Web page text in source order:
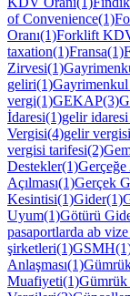
of Convenience(1)
Oranı(1)Forklift
taxation(1)Fransa(1)
Zirvesi(1)
geliri(1)Gayrimenkul
vergi(1)GEKAP(3)
İdaresi(1)gelir idaresi
Vergisi(4)gelir
vergisi tarifesi(2)
Destekler(1)Gerçeğe
Açılması(1)Gerçek
Kesintisi(1)Gider(1)
Uyum(1)Götürü
pasaportlarda ab
şirketleri(1)
Anlaşması(1)
Muafiyeti(1)Gümrük